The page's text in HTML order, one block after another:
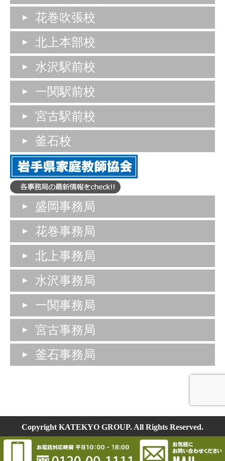
花巻吹張校
北上本部校
水沢駅前校
一関駅前校
宮古駅前校
釜石校
盛岡事務局
花巻事務局
北上事務局
水沢事務局
一関事務局
宮古事務局
釜石事務局
Copyright KATEKYO GROUP. All Rights Reserved.